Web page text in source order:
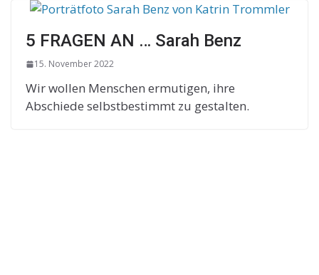
5 FRAGEN AN … Sarah Benz
15. November 2022
Wir wollen Menschen ermutigen, ihre
Abschiede selbstbestimmt zu gestalten.